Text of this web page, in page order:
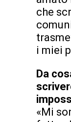
che
i miei
Da
«Mi